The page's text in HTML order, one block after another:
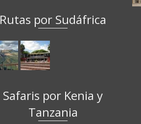
Rutas por Sudáfrica
Safaris por Kenia y
Tanzania